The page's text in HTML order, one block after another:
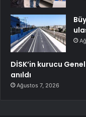
DİSK’in kurucu
anıldı
Ağustos 7, 2026